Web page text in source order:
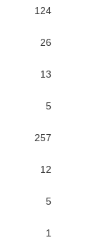
124
26
13
5
257
12
5
1